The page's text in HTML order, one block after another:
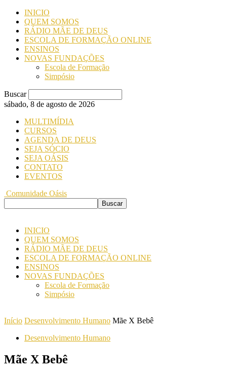
INICIO
QUEM SOMOS
RÁDIO MÃE DE DEUS
ESCOLA DE FORMAÇÃO ONLINE
ENSINOS
NOVAS FUNDAÇÕES
Escola de Formação
Simpósio
Buscar
sábado, 8 de agosto de 2026
MULTIMÍDIA
CURSOS
AGENDA DE DEUS
SEJA SÓCIO
SEJA OÁSIS
CONTATO
EVENTOS
Comunidade Oásis
INICIO
QUEM SOMOS
RÁDIO MÃE DE DEUS
ESCOLA DE FORMAÇÃO ONLINE
ENSINOS
NOVAS FUNDAÇÕES
Escola de Formação
Simpósio
Início Desenvolvimento Humano Mãe X Bebê
Desenvolvimento Humano
Mãe X Bebê